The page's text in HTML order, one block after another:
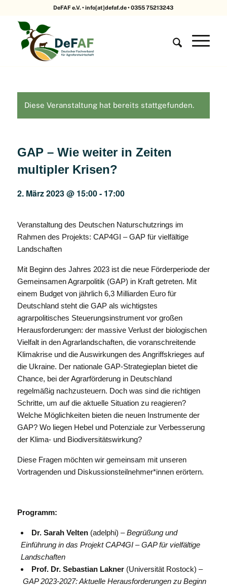
DeFAF e.V. • info[at]defaf.de • 0355 75213243
Diese Veranstaltung hat bereits stattgefunden.
GAP – Wie weiter in Zeiten
multipler Krisen?
2. März 2023 @ 15:00- 17:00
Veranstaltung des Deutschen Naturschutzrings im
Rahmen des Projekts: CAP4GI – GAP für vielfältige
Landschaften
Mit Beginn des Jahres 2023 ist die neue Förderperiode der
Gemeinsamen Agrarpolitik (GAP) in Kraft getreten. Mit
einem Budget von jährlich 6,3 Milliarden Euro für
Deutschland steht die GAP als wichtigstes
agrarpolitisches Steuerungsinstrument vor großen
Herausforderungen: der massive Verlust der biologischen
Vielfalt in den Agrarlandschaften, die voranschreitende
Klimakrise und die Auswirkungen des Angriffskrieges auf
die Ukraine. Der nationale GAP-Strategieplan bietet die
Chance, bei der Agrarförderung in Deutschland
regelmäßig nachzusteuern. Doch was sind die richtigen
Schritte, um auf die aktuelle Situation zu reagieren?
Welche Möglichkeiten bieten die neuen Instrumente der
GAP? Wo liegen Hebel und Potenziale zur Verbesserung
der Klima- und Biodiversitätswirkung?
Diese Fragen möchten wir gemeinsam mit unseren
Vortragenden und Diskussionsteilnehmer*innen erörtern.
Programm:
Dr. Sarah Velten(adelphi) –Begrüßung und
Einführung in das Projekt CAP4GI – GAP für vielfältige
Landschaften
Prof. Dr. Sebastian Lakner(Universität Rostock) –
GAP 2023-2027: Aktuelle Herausforderungen zu Beginn